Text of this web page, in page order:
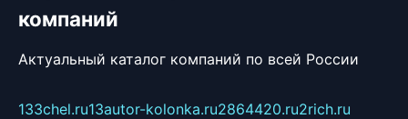
компаний
Актуальный каталог компаний по всей России
133chel.ru13autor-kolonka.ru2864420.ru2rich.ru